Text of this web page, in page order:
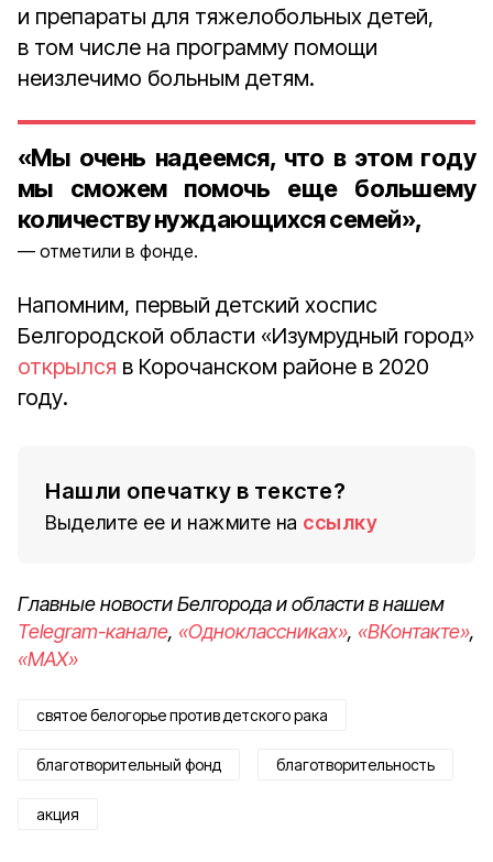
и препараты для тяжелобольных детей,
в том числе на программу помощи
неизлечимо больным детям.
«Мы очень надеемся, что в этом году
мы сможем помочь еще большему
количеству нуждающихся семей»,
отметили в фонде.
Напомним, первый детский хоспис
Белгородской области «Изумрудный город»
открылся в Корочанском районе в 2020
году.
Нашли опечатку в тексте?
Выделите ее и нажмите на ссылку
Главные новости Белгорода и области в нашем
Telegram-канале, «Одноклассниках», «ВКонтакте»,
«MAX»
святое белогорье против детского рака
благотворительный фонд благотворительность
акция